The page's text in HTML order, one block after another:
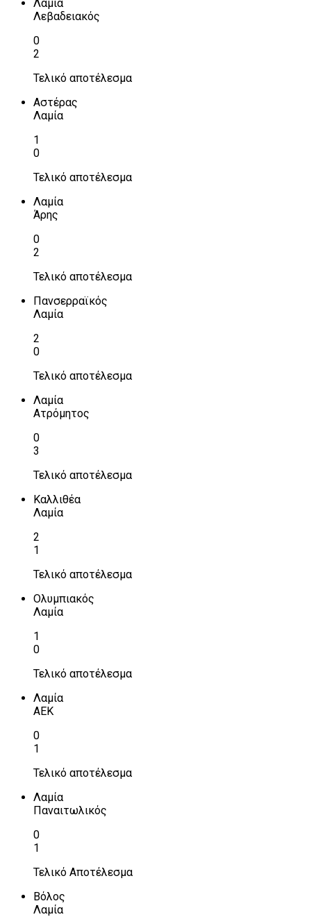
Λαμία
Λεβαδειακός
0
2
Τελικό αποτέλεσμα
Αστέρας
Λαμία
1
0
Τελικό αποτέλεσμα
Λαμία
Άρης
0
2
Τελικό αποτέλεσμα
Πανσερραϊκός
Λαμία
2
0
Τελικό αποτέλεσμα
Λαμία
Ατρόμητος
0
3
Τελικό αποτέλεσμα
Καλλιθέα
Λαμία
2
1
Τελικό αποτέλεσμα
Ολυμπιακός
Λαμία
1
0
Τελικό αποτέλεσμα
Λαμία
ΑΕΚ
0
1
Τελικό αποτέλεσμα
Λαμία
Παναιτωλικός
0
1
Τελικό Αποτέλεσμα
Βόλος
Λαμία